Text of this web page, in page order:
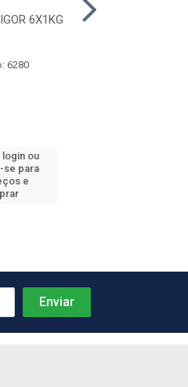
6X1KG
6280
login ou
se para
e